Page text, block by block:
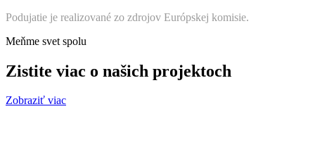
Podujatie je realizované zo zdrojov Európskej komisie.
Meňme svet spolu
Zistite viac o našich projektoch
Zobraziť viac